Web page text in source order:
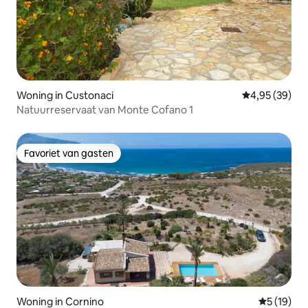
Woning in Custonaci Gemiddelde
4,95 (39)
Natuurreservaat van Monte Cofano 1
Favoriet van gasten
Favoriet van gasten
Woning in Cornino
5 (19)